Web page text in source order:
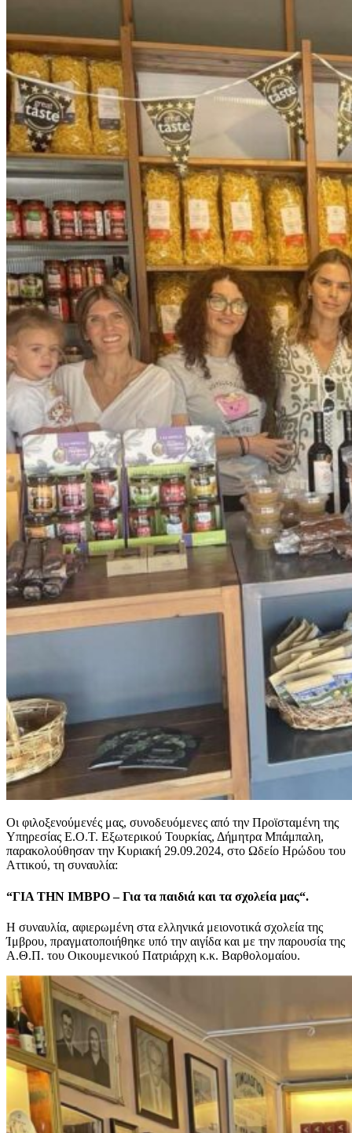
Οι φιλοξενούμενές μας, συνοδευόμενες από την Προϊσταμένη της
Υπηρεσίας Ε.Ο.Τ. Εξωτερικού Τουρκίας, Δήμητρα Μπάμπαλη,
παρακολούθησαν την Κυριακή 29.09.2024, στο Ωδείο Ηρώδου του
Αττικού, τη συναυλία:
“ΓΙΑ ΤΗΝ ΙΜΒΡΟ – Για τα παιδιά και τα σχολεία μας“.
H συναυλία, αφιερωμένη στα ελληνικά μειονοτικά σχολεία της
Ίμβρου, πραγματοποιήθηκε υπό την αιγίδα και με την παρουσία της
Α.Θ.Π. του Οικουμενικού Πατριάρχη κ.κ. Βαρθολομαίου.